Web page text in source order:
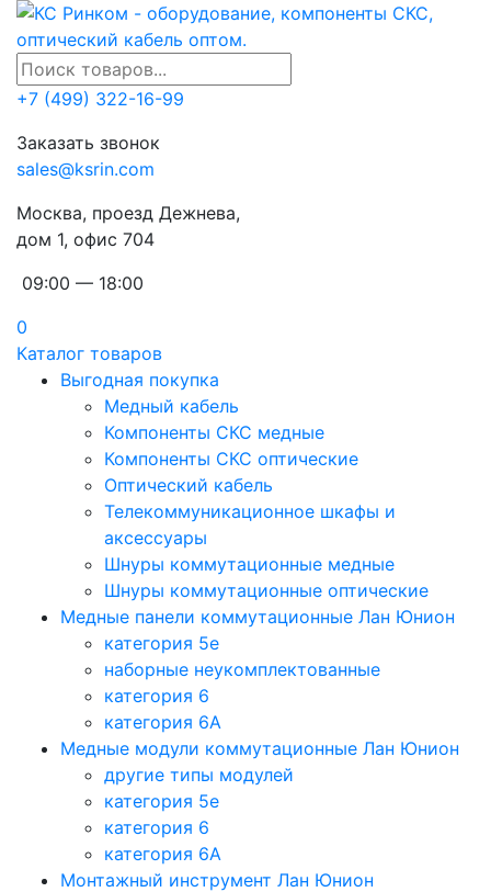
+7 (499) 322-16-99
Заказать звонок
sales@ksrin.com
Москва, проезд Дежнева,
дом 1, офис 704
09:00 — 18:00
0
Каталог товаров
Выгодная покупка
Медный кабель
Компоненты СКС медные
Компоненты СКС оптические
Оптический кабель
Телекоммуникационное шкафы и
аксессуары
Шнуры коммутационные медные
Шнуры коммутационные оптические
Медные панели коммутационные Лан Юнион
категория 5e
наборные неукомплектованные
категория 6
категория 6A
Медные модули коммутационные Лан Юнион
другие типы модулей
категория 5е
категория 6
категория 6A
Монтажный инструмент Лан Юнион